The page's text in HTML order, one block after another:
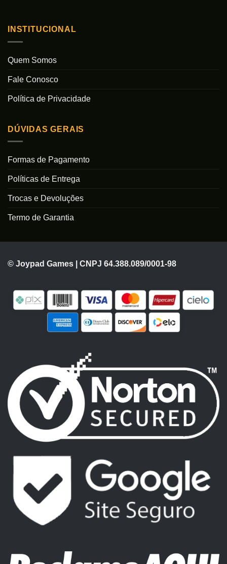
INSTITUCIONAL
Quem Somos
Fale Conosco
Política de Privacidade
DÚVIDAS GERAIS
Formas de Pagamento
Políticas de Entrega
Trocas e Devoluções
Termo de Garantia
© Joypad Games | CNPJ 64.388.089/0001-98